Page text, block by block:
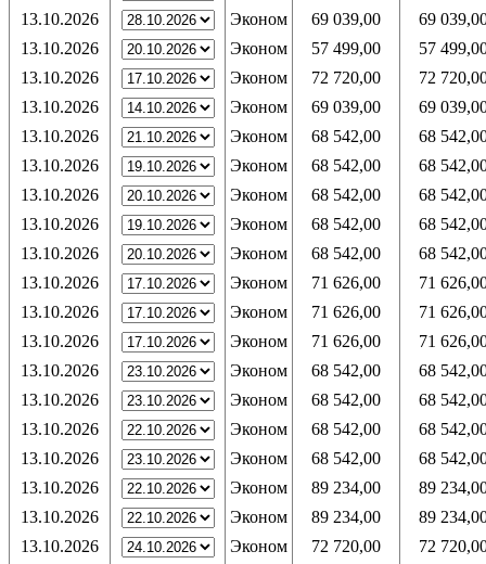
13.10.2026
Эконом 69 039,00
69
13.10.2026
Эконом 57 499,00
57
13.10.2026
Эконом 72 720,00
72
13.10.2026
Эконом 69 039,00
69
13.10.2026
Эконом 68 542,00
68
13.10.2026
Эконом 68 542,00
68
13.10.2026
Эконом 68 542,00
68
13.10.2026
Эконом 68 542,00
68
13.10.2026
Эконом 68 542,00
68
13.10.2026
Эконом 71 626,00
71
13.10.2026
Эконом 71 626,00
71
13.10.2026
Эконом 71 626,00
71
13.10.2026
Эконом 68 542,00
68
13.10.2026
Эконом 68 542,00
68
13.10.2026
Эконом 68 542,00
68
13.10.2026
Эконом 68 542,00
68
13.10.2026
Эконом 89 234,00
89
13.10.2026
Эконом 89 234,00
89
13.10.2026
Эконом 72 720,00
72